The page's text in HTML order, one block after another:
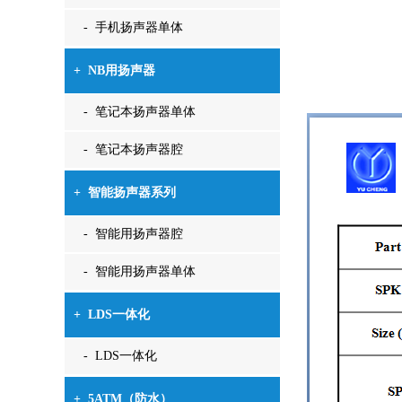
- 手机扬声器单体
+ NB用扬声器
- 笔记本扬声器单体
- 笔记本扬声器腔
+ 智能扬声器系列
- 智能用扬声器腔
- 智能用扬声器单体
+ LDS一体化
- LDS一体化
+ 5ATM（防水）